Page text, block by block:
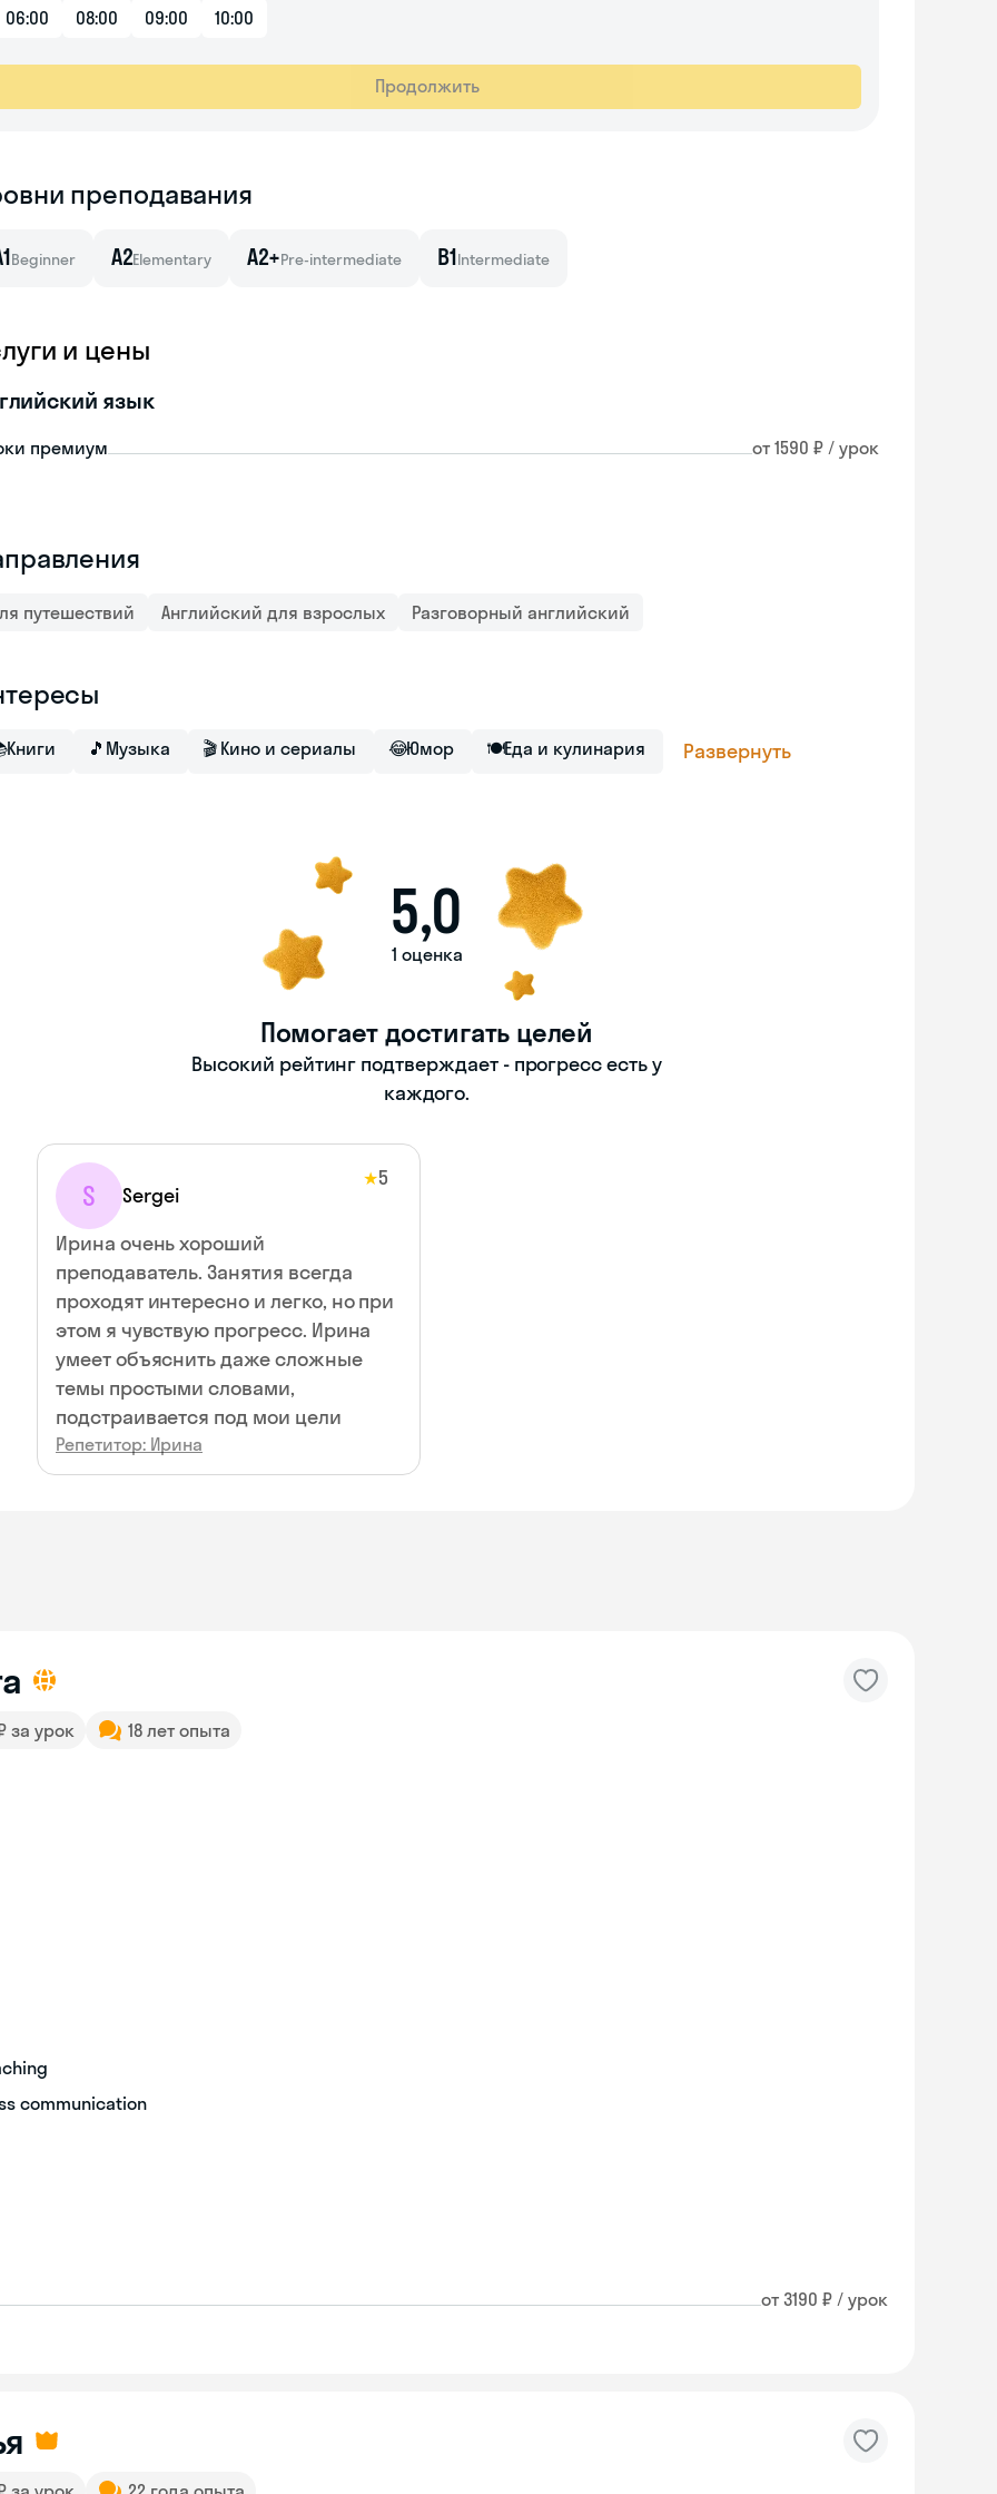
06:00 08:00 09:00 10:00
Продолжить
преподавания
Beginner A2Elementary A2+Pre-intermediate B1Intermediate
и цены
язык
премиум от 1590 ₽ / урок
путешествий Английский для взрослых Разговорный английский
Книги 🎵 Музыка 🎬 Кино и сериалы 😂Юмор 🍽Еда и кулинария Развернуть
5,0
1 оценка
Помогает достигать целей
Высокий рейтинг подтверждает - прогресс есть у
каждого.
S Sergei
★5
Ирина очень хороший
преподаватель. Занятия всегда
проходят интересно и легко, но при
этом я чувствую прогресс. Ирина
умеет объяснить даже сложные
темы простыми словами,
подстраивается под мои цели
Репетитор: Ирина
за урок 18 лет опыта
communication
от 3190 ₽ / урок